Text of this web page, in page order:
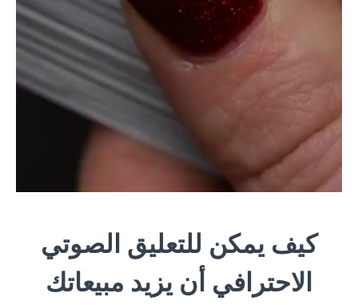
كيف يمكن للتعليق الصوتي
الاحترافي أن يزيد مبيعاتك